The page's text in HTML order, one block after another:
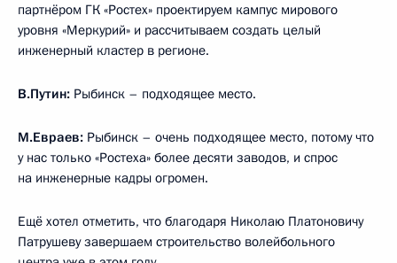
партнёром ГК «Ростех» проектируем кампус мирового
уровня «Меркурий» и рассчитываем создать целый
инженерный кластер в регионе.
В.Путин: Рыбинск – подходящее место.
М.Евраев: Рыбинск – очень подходящее место, потому что
у нас только «Ростеха» более десяти заводов, и спрос
на инженерные кадры огромен.
Ещё хотел отметить, что благодаря Николаю Платоновичу
Патрушеву завершаем строительство волейбольного